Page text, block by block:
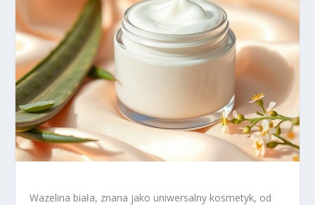
Wazelina biała, znana jako uniwersalny kosmetyk, od